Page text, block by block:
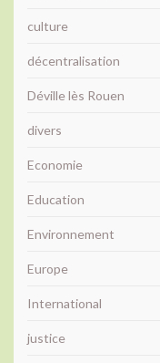
culture
décentralisation
Déville lès Rouen
divers
Economie
Education
Environnement
Europe
International
justice